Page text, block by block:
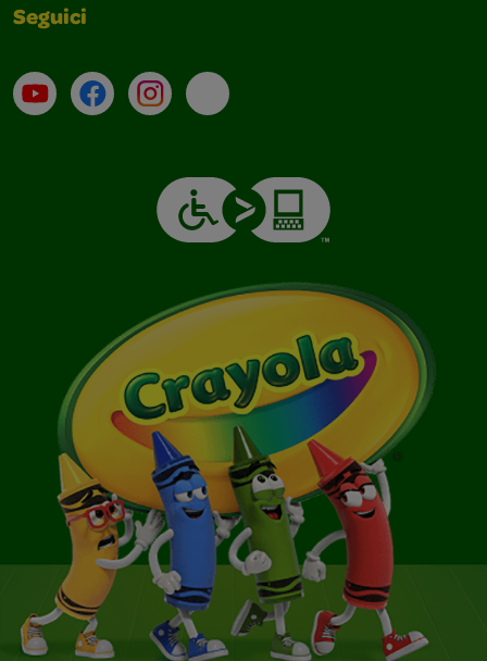
Seguici
Su YouTube
ContattiProfilo Instagram
Email